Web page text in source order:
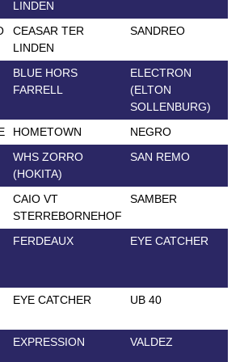
LINDEN
CEASAR TER
LINDEN
SANDREO
BLUE HORS
FARRELL
ELECTRON
(ELTON
SOLLENBURG)
HOMETOWN NEGRO
WHS ZORRO
(HOKITA)
SAN REMO
CAIO VT
STERREBORNEHOF
SAMBER
FERDEAUX EYE CATCHER
EYE CATCHER UB 40
EXPRESSION VALDEZ